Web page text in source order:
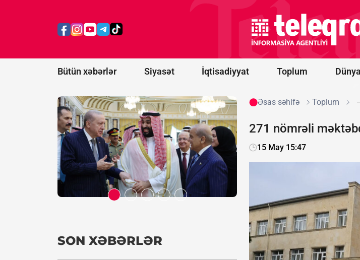
Bütün xəbərlər Siyasət İqtisadiyyat Toplum Dünya
yeni ittifaq
olunacaqmı?
hədə: Sizi
Türkiyə və
Pakistan
da xilas
edə
bilməyəcək
SON XƏBƏRLƏR
Əsas səhifə Toplum
271 nömrəli
15 May 15:47